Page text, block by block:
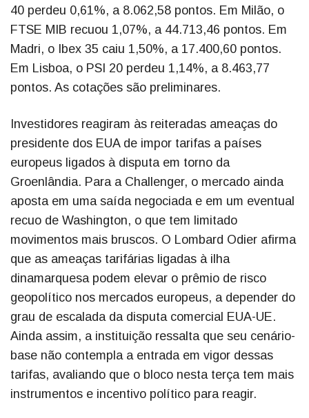
40 perdeu 0,61%, a 8.062,58 pontos. Em Milão, o
FTSE MIB recuou 1,07%, a 44.713,46 pontos. Em
Madri, o Ibex 35 caiu 1,50%, a 17.400,60 pontos.
Em Lisboa, o PSI 20 perdeu 1,14%, a 8.463,77
pontos. As cotações são preliminares.
Investidores reagiram às reiteradas ameaças do
presidente dos EUA de impor tarifas a países
europeus ligados à disputa em torno da
Groenlândia. Para a Challenger, o mercado ainda
aposta em uma saída negociada e em um eventual
recuo de Washington, o que tem limitado
movimentos mais bruscos. O Lombard Odier afirma
que as ameaças tarifárias ligadas à ilha
dinamarquesa podem elevar o prêmio de risco
geopolítico nos mercados europeus, a depender do
grau de escalada da disputa comercial EUA-UE.
Ainda assim, a instituição ressalta que seu cenário-
base não contempla a entrada em vigor dessas
tarifas, avaliando que o bloco nesta terça tem mais
instrumentos e incentivo político para reagir.